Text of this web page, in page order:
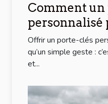
Comment un
personnalisé
les liens
Offrir un porte-clés
qu’un simple geste :
et...